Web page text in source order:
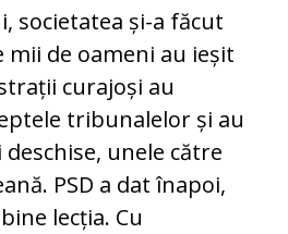
societatea și-a făcut
mii de oameni au ieșit
curajoși au
tribunalelor și au
unele către
PSD a dat înapoi,
lecția. Cu